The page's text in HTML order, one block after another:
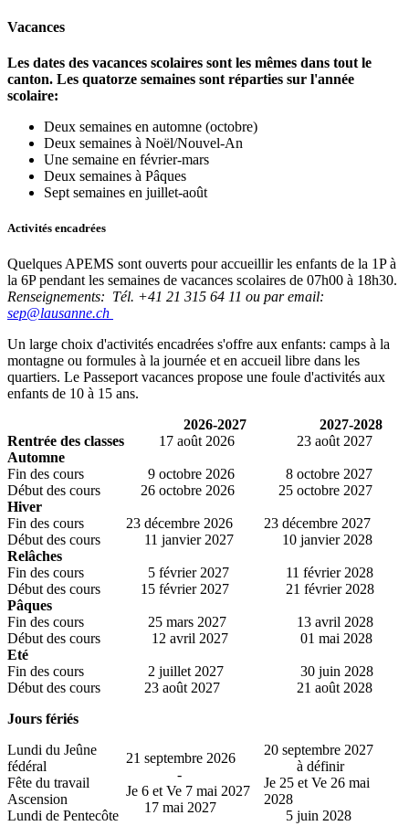
Vacances
Les dates des vacances scolaires sont les mêmes dans tout le
canton. Les quatorze semaines sont réparties sur l'année
scolaire:
Deux semaines en automne (octobre)
Deux semaines à Noël/Nouvel-An
Une semaine en février-mars
Deux semaines à Pâques
Sept semaines en juillet-août
Activités encadrées
Quelques APEMS sont ouverts pour accueillir les enfants de la 1P à
la 6P pendant les semaines de vacances scolaires de 07h00 à 18h30.
Renseignements: Tél. +41 21 315 64 11 ou par email:
sep@lausanne.ch
Un large choix d'activités encadrées s'offre aux enfants: camps à la
montagne ou formules à la journée et en accueil libre dans les
quartiers. Le Passeport vacances propose une foule d'activités aux
enfants de 10 à 15 ans.
2026-2027
2027-2028
Rentrée des classes
17 août 2026
23 août 2027
Automne
Fin des cours
Début des cours
9 octobre 2026
26 octobre 2026
8 octobre 2027
25 octobre 2027
Hiver
Fin des cours
Début des cours
23 décembre 2026
11 janvier 2027
23 décembre 2027
10 janvier 2028
Relâches
Fin des cours
Début des cours
5 février 2027
15 février 2027
11 février 2028
21 février 2028
Pâques
Fin des cours
Début des cours
25 mars 2027
12 avril 2027
13 avril 2028
01 mai 2028
Eté
Fin des cours
Début des cours
2 juillet 2027
23 août 2027
30 juin 2028
21 août 2028
Jours fériés
Lundi du Jeûne
fédéral
Fête du travail
Ascension
Lundi de Pentecôte
21 septembre 2026
-
Je 6 et Ve 7 mai 2027
17 mai 2027
20 septembre 2027
à définir
Je 25 et Ve 26 mai
2028
5 juin 2028